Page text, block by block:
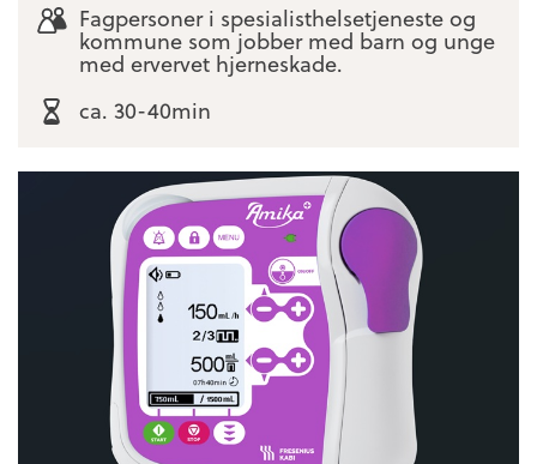
Fagpersoner i spesialisthelsetjeneste og
kommune som jobber med barn og unge
med ervervet hjerneskade.
ca. 30-40min